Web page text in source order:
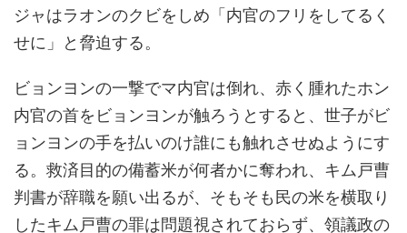
ジャはラオンのクビをしめ「内官のフリをしてるく
せに」と脅迫する。
ビョンヨンの一撃でマ内官は倒れ、赤く腫れたホン
内官の首をビョンヨンが触ろうとすると、世子がビ
ョンヨンの手を払いのけ誰にも触れさせぬようにす
る。救済目的の備蓄米が何者かに奪われ、キム戸曹
判書が辞職を願い出るが、そもそも民の米を横取り
したキム戸曹の罪は問題視されておらず、領議政の